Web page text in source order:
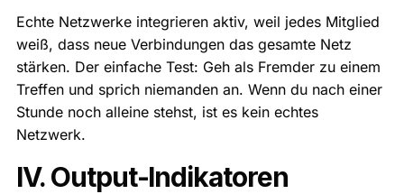
Echte Netzwerke integrieren aktiv, weil jedes Mitglied
weiß, dass neue Verbindungen das gesamte Netz
stärken. Der einfache Test: Geh als Fremder zu einem
Treffen und sprich niemanden an. Wenn du nach einer
Stunde noch alleine stehst, ist es kein echtes
Netzwerk.
IV. Output-Indikatoren